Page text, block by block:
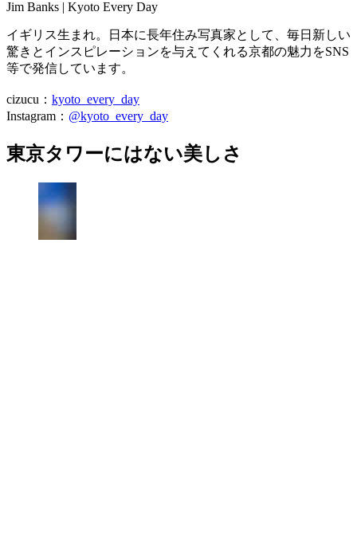
Jim Banks | Kyoto Every Day
イギリス生まれ。日本に長年住み写真家として、毎日新しい
驚きとインスピレーションを与えてくれる京都の魅力をSNS
等で発信しています。
cizucu： kyoto_every_day
Instagram： @kyoto_every_day
東京タワーにはない美しさ